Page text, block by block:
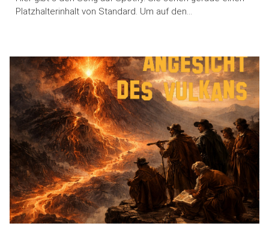
Platzhalterinhalt von Standard. Um auf den…